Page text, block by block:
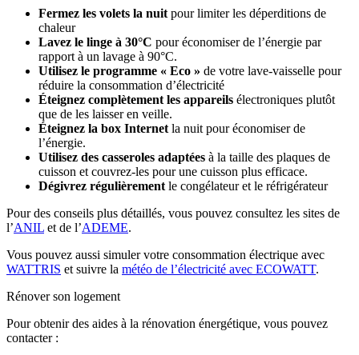
Fermez les volets la nuit pour limiter les déperditions de
chaleur
Lavez le linge à 30°C pour économiser de l’énergie par
rapport à un lavage à 90°C.
Utilisez le programme « Eco » de votre lave-vaisselle pour
réduire la consommation d’électricité
Éteignez complètement les appareils électroniques plutôt
que de les laisser en veille.
Éteignez la box Internet la nuit pour économiser de
l’énergie.
Utilisez des casseroles adaptées à la taille des plaques de
cuisson et couvrez-les pour une cuisson plus efficace.
Dégivrez régulièrement le congélateur et le réfrigérateur
Pour des conseils plus détaillés, vous pouvez consultez les sites de
l’ANIL et de l’ADEME.
Vous pouvez aussi simuler votre consommation électrique avec
WATTRIS et suivre la météo de l’électricité avec ECOWATT.
Rénover son logement
Pour obtenir des aides à la rénovation énergétique, vous pouvez
contacter :